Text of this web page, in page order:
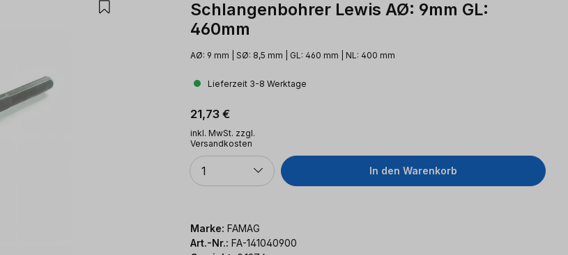
Schlangenbohrer Lewis AØ: 9mm GL:
460mm
AØ: 9 mm | SØ: 8,5 mm | GL: 460 mm | NL: 400 mm
Lieferzeit 3-8 Werktage
Regulärer Preis:
21,73 €
inkl. MwSt. zzgl.
Versandkosten
Anzahl
1 In den Warenkorb
Marke: FAMAG
Art.-Nr.: FA-141040900